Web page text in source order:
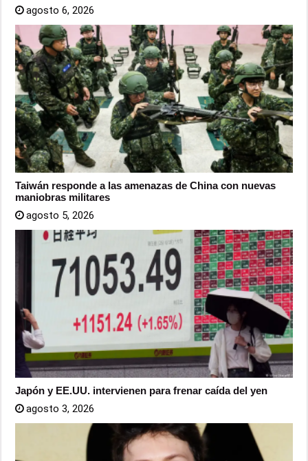
agosto 6, 2026
Taiwán responde a las amenazas de China con nuevas
maniobras militares
agosto 5, 2026
Japón y EE.UU. intervienen para frenar caída del yen
agosto 3, 2026